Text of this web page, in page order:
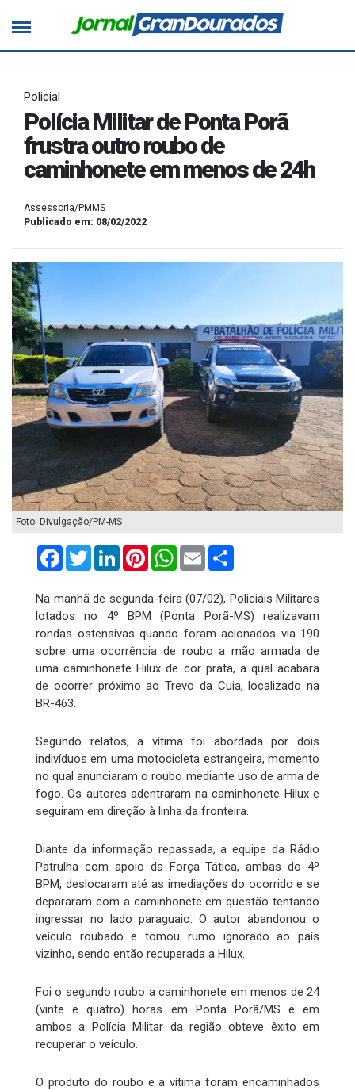
Policial
Polícia Militar de Ponta Porã
frustra outro roubo de
caminhonete em menos de 24h
Assessoria/PMMS
Publicado em: 08/02/2022
Foto: Divulgação/PM-MS
FacebookTwitterLinkedInPinterestWhatsApp
Email
Na manhã de segunda-feira (07/02), Policiais Militares
lotados no 4º BPM (Ponta Porã-MS) realizavam
rondas ostensivas quando foram acionados via 190
sobre uma ocorrência de roubo a mão armada de
uma caminhonete Hilux de cor prata, a qual acabara
de ocorrer próximo ao Trevo da Cuia, localizado na
BR-463.
Segundo relatos, a vítima foi abordada por dois
indivíduos em uma motocicleta estrangeira, momento
no qual anunciaram o roubo mediante uso de arma de
fogo. Os autores adentraram na caminhonete Hilux e
seguiram em direção à linha da fronteira.
Diante da informação repassada, a equipe da Rádio
Patrulha com apoio da Força Tática, ambas do 4º
BPM, deslocaram até as imediações do ocorrido e se
depararam com a caminhonete em questão tentando
ingressar no lado paraguaio. O autor abandonou o
veículo roubado e tomou rumo ignorado ao país
vizinho, sendo então recuperada a Hilux.
Foi o segundo roubo a caminhonete em menos de 24
(vinte e quatro) horas em Ponta Porã/MS e em
ambos a Polícia Militar da região obteve êxito em
recuperar o veículo.
O produto do roubo e a vítima foram encaminhados